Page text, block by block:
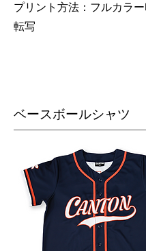
プリント方法：フルカラ
転写
​ベースボールシャツ